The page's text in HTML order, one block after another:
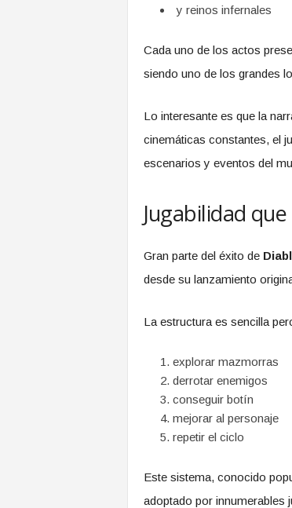
y reinos infernales
Cada uno de los actos
siendo uno de los grandes
Lo interesante es que la
cinemáticas constantes, el
escenarios y eventos del
Jugabilidad
Gran parte del éxito de
desde su lanzamiento
La estructura es sencilla
explorar mazmorras
derrotar enemigos
conseguir botín
mejorar al personaje
repetir el ciclo
Este sistema, conocido
adoptado por innumerables